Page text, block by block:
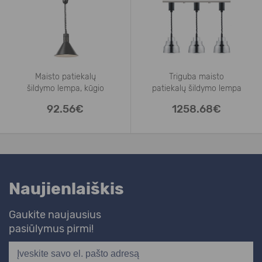
Maisto patiekalų
šildymo lempa, kūgio
92.56€
Triguba maisto
patiekalų šildymo lempa
1258.68€
Naujienlaiškis
Gaukite naujausius
pasiūlymus pirmi!